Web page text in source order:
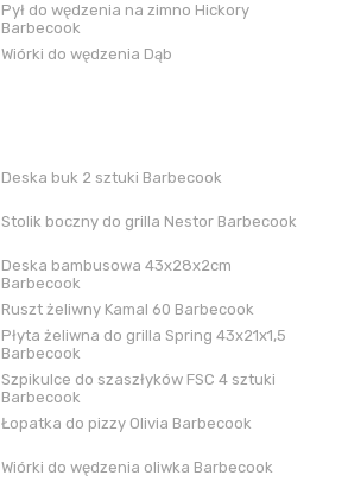
Pył do wędzenia na zimno Hickory
Barbecook
Wiórki do wędzenia Dąb
Deska buk 2 sztuki Barbecook
Stolik boczny do grilla Nestor Barbecook
Deska bambusowa 43x28x2cm
Barbecook
Ruszt żeliwny Kamal 60 Barbecook
Płyta żeliwna do grilla Spring 43x21x1,5
Barbecook
Szpikulce do szaszłyków FSC 4 sztuki
Barbecook
Łopatka do pizzy Olivia Barbecook
Wiórki do wędzenia oliwka Barbecook